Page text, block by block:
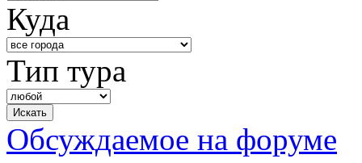
Куда
Тип тура
Обсуждаемое на форуме